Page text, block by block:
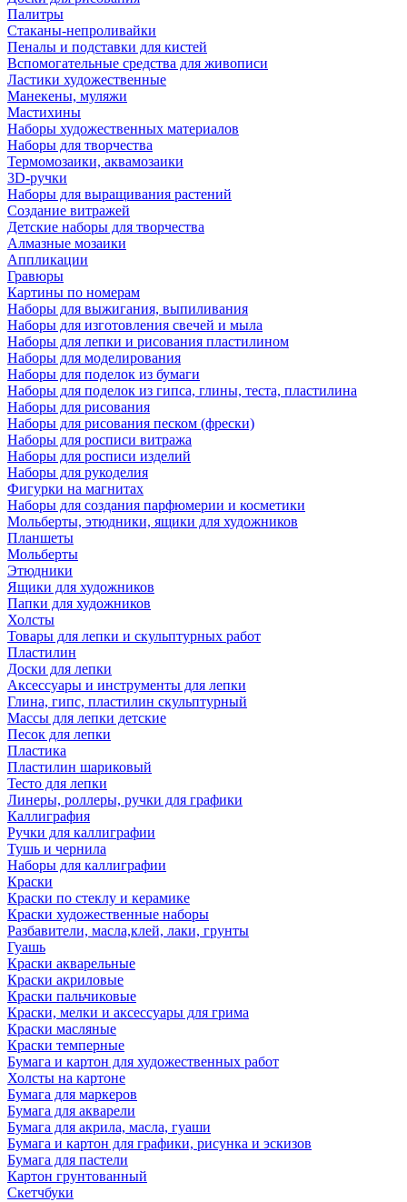
Палитры
Стаканы-непроливайки
Пеналы и подставки для кистей
Вспомогательные средства для живописи
Ластики художественные
Манекены, муляжи
Мастихины
Наборы художественных материалов
Наборы для творчества
Термомозаики, аквамозаики
3D-ручки
Наборы для выращивания растений
Создание витражей
Детские наборы для творчества
Алмазные мозаики
Аппликации
Гравюры
Картины по номерам
Наборы для выжигания, выпиливания
Наборы для изготовления свечей и мыла
Наборы для лепки и рисования пластилином
Наборы для моделирования
Наборы для поделок из бумаги
Наборы для поделок из гипса, глины, теста, пластилина
Наборы для рисования
Наборы для рисования песком (фрески)
Наборы для росписи витража
Наборы для росписи изделий
Наборы для рукоделия
Фигурки на магнитах
Наборы для создания парфюмерии и косметики
Мольберты, этюдники, ящики для художников
Планшеты
Мольберты
Этюдники
Ящики для художников
Папки для художников
Холсты
Товары для лепки и скульптурных работ
Пластилин
Доски для лепки
Аксессуары и инструменты для лепки
Глина, гипс, пластилин скульптурный
Массы для лепки детские
Песок для лепки
Пластика
Пластилин шариковый
Тесто для лепки
Линеры, роллеры, ручки для графики
Каллиграфия
Ручки для каллиграфии
Тушь и чернила
Наборы для каллиграфии
Краски
Краски по стеклу и керамике
Краски художественные наборы
Разбавители, масла,клей, лаки, грунты
Гуашь
Краски акварельные
Краски акриловые
Краски пальчиковые
Краски, мелки и аксессуары для грима
Краски масляные
Краски темперные
Бумага и картон для художественных работ
Холсты на картоне
Бумага для маркеров
Бумага для акварели
Бумага для акрила, масла, гуаши
Бумага и картон для графики, рисунка и эскизов
Бумага для пастели
Картон грунтованный
Скетчбуки